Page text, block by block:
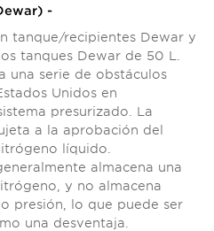
-
tanque/recipientes Dewar y
tanques Dewar de 50 L.
una serie de obstáculos
Unidos en
presurizado. La
a la aprobación del
líquido.
almacena una
y no almacena
presión, lo que puede ser
una desventaja.